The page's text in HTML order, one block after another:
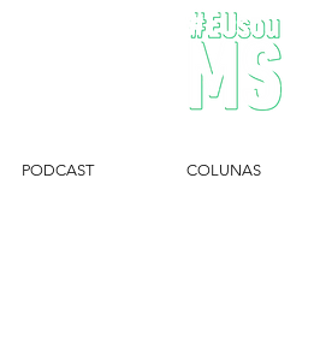
PODCAST COLUNAS